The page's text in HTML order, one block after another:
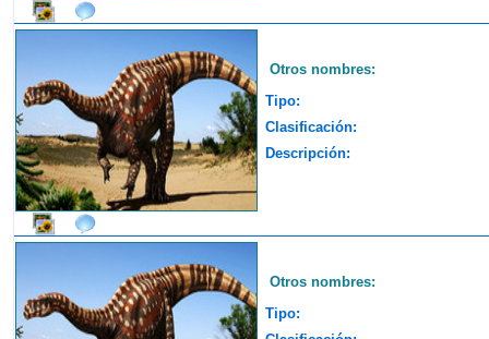
Otros nombres:
Tipo:
Clasificación:
Descripción:
Otros nombres:
Tipo: